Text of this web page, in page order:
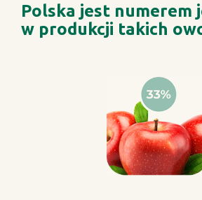
Polska jest numerem
w produkcji takich